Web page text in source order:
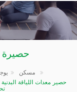
حصيرة
مسكنحصيرة معدات الصالة الرياضية
حصير معدات اللياقة